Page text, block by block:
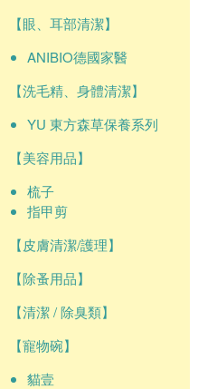
【眼、耳部清潔】
ANIBIO德國家醫
【洗毛精、身體清潔】
YU 東方森草保養系列
【美容用品】
梳子
指甲剪
【皮膚清潔/護理】
【除蚤用品】
【清潔 / 除臭類】
【寵物碗】
貓壹